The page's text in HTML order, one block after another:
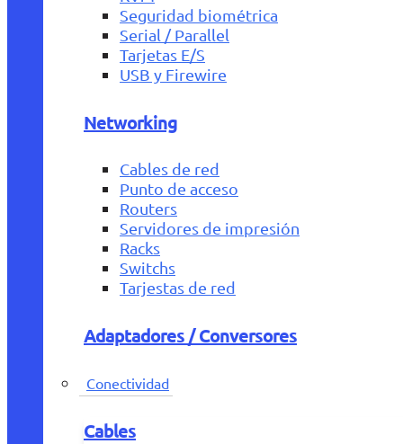
Seguridad biométrica
Serial / Parallel
Tarjetas E/S
USB y Firewire
Networking
Cables de red
Punto de acceso
Routers
Servidores de impresión
Racks
Switchs
Tarjestas de red
Adaptadores / Conversores
Conectividad
Cables